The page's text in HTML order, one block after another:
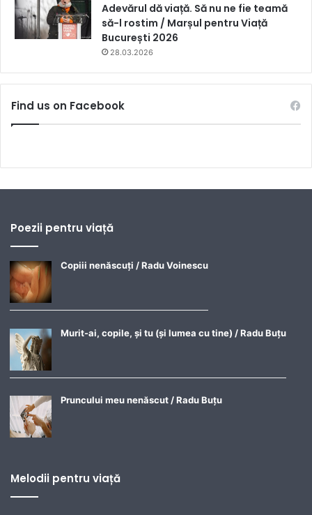
Adevărul dă viață. Să nu ne fie teamă
să-l rostim / Marșul pentru Viață
București 2026
28.03.2026
Find us on Facebook
Poezii pentru viață
Copiii nenăscuți / Radu Voinescu
Murit-ai, copile, și tu (și lumea cu tine) / Radu Buțu
Pruncului meu nenăscut / Radu Buțu
Melodii pentru viață